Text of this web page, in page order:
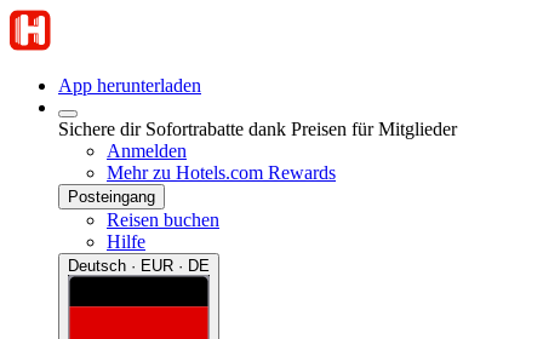
App herunterladen
Sichere dir Sofortrabatte dank Preisen für Mitglieder
Anmelden
Mehr zu Hotels.com Rewards
Posteingang
Reisen buchen
Hilfe
Deutsch · EUR · DE